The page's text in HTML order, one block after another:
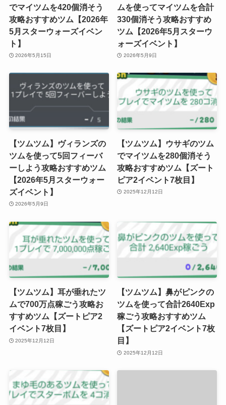
でマイツムを420個消そう
攻略おすすめツム【2026年
5月スターウォーズイベン
ト】
2026年5月15日
ムを使ってマイツムを合計
330個消そう攻略おすすめ
ツム【2026年5月スターウ
ォーズイベント】
2026年5月9日
【ツムツム】ヴィランズの
ツムを使って5回フィーバ
ーしよう攻略おすすめツム
【2026年5月スターウォー
ズイベント】
2026年5月9日
【ツムツム】ウサギのツム
でマイツムを280個消そう
攻略おすすめツム【ズート
ピア2イベント7枚目】
2025年12月12日
【ツムツム】耳が垂れたツ
ムで700万点稼ごう攻略お
すすめツム【ズートピア2
イベント7枚目】
2025年12月12日
【ツムツム】鼻がピンクの
ツムを使って合計2640Exp
稼ごう攻略おすすめツム
【ズートピア2イベント7枚
目】
2025年12月12日